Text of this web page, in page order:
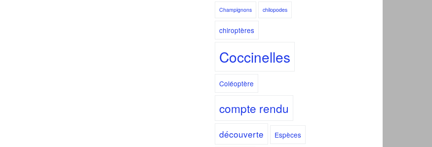
Champignons chilopodes
chiroptères
Coccinelles
Coléoptère
compte rendu
découverte Espèces